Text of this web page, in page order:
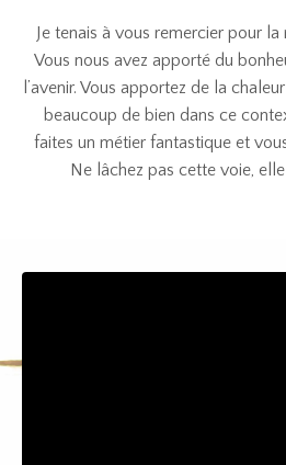
Je tenais à vous remercier pour
Vous nous avez apporté du
l’avenir. Vous apportez de la
beaucoup de bien dans ce
faites un métier fantastique et
Ne lâchez pas cette voie,